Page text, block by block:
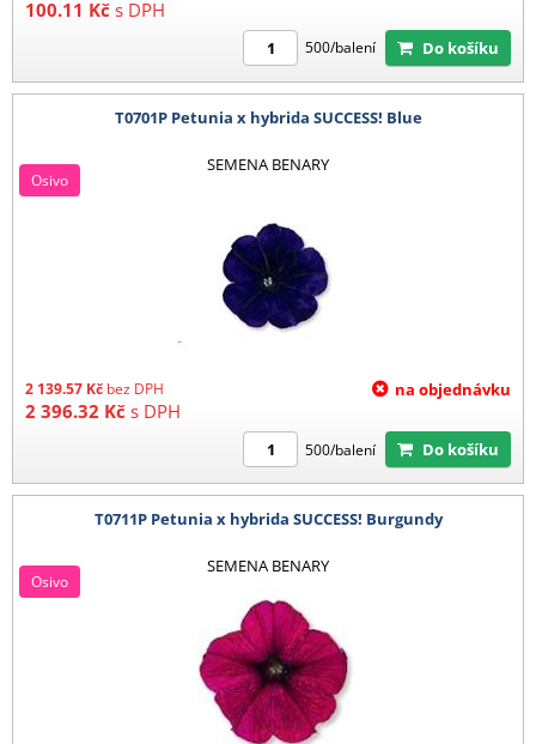
100.11 Kč s DPH
500/balení Do košíku
T0701P Petunia x hybrida SUCCESS! Blue
SEMENA BENARY
2 139.57 Kč bez DPH
2 396.32 Kč s DPH
Osivo
na objednávku
500/balení Do košíku
T0711P Petunia x hybrida SUCCESS! Burgundy
SEMENA BENARY
Osivo